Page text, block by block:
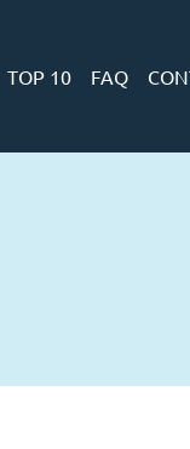
TOP 10 FAQ